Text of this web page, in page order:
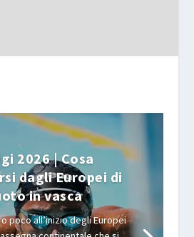
2026 | Cosa
dagli Europei di
in vasca
poco all’inizio degli Europei